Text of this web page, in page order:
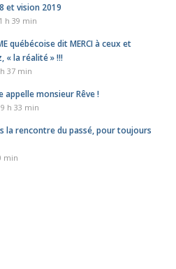
et vision 2019
h 39 min
québécoise dit MERCI à ceux et
« la réalité » !!!
37 min
appelle monsieur Rêve !
h 33 min
la rencontre du passé, pour toujours
min